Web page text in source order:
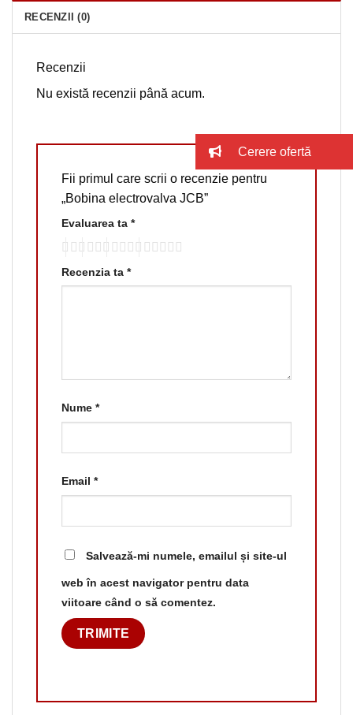
RECENZII (0)
Recenzii
Nu există recenzii până acum.
Fii primul care scrii o recenzie pentru
„Bobina electrovalva JCB”
Evaluarea ta *
Recenzia ta *
Nume *
Email *
Salvează-mi numele, emailul și site-ul
web în acest navigator pentru data
viitoare când o să comentez.
Cerere ofertă